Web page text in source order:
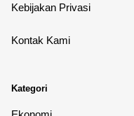
Kebijakan Privasi
Kontak Kami
Kategori